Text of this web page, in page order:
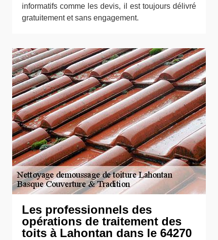
informatifs comme les devis, il est toujours délivré
gratuitement et sans engagement.
Les professionnels des
opérations de traitement des
toits à Lahontan dans le 64270